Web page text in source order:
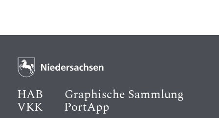
HAB Graphische Sammlung
VKK PortApp